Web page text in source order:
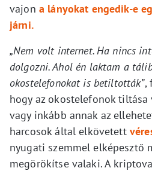
vajon a lányokat engedik-e
járni.
„Nem volt internet. Ha nincs
dolgozni. Ahol én laktam a
okostelefonokat is betiltották”,
hogy az okostelefonok
vagy inkább annak az
harcosok által elkövetett
nyugati szemmel elképesztő
megörökítse valaki. A